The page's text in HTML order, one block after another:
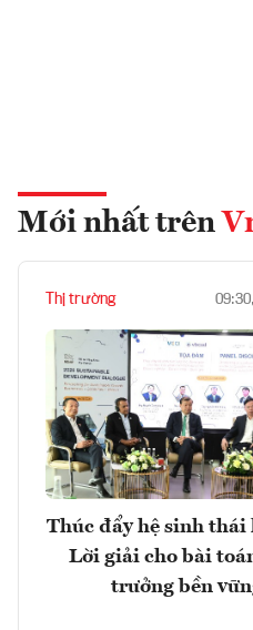
Mới nhất trên
Thị trường
Thúc đẩy hệ sinh thái
Lời giải cho bài
trưởng bền